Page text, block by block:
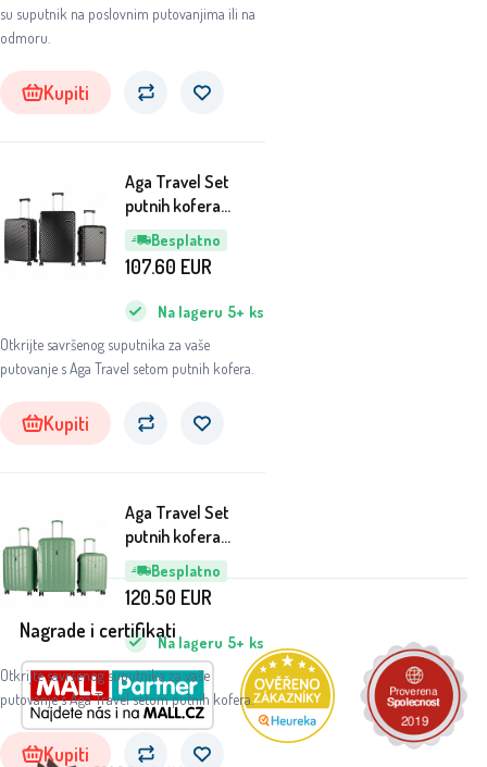
su suputnik na poslovnim putovanjima ili na
odmoru.
Kupiti
Besplatno
Aga Travel Set
putnih kofera
MR4672 Crna
Otkrijte savršenog suputnika za vaše
putovanje s Aga Travel setom putnih kofera.
Na lageru 5+ ks
107.60 EUR
Kupiti
Besplatno
Aga Travel Set
putnih kofera
MR4669 Zelena
Otkrijte savršenog suputnika za vaše
putovanje s Aga Travel setom putnih kofera.
Na lageru 5+ ks
120.50 EUR
Kupiti
Nagrade i certifikati